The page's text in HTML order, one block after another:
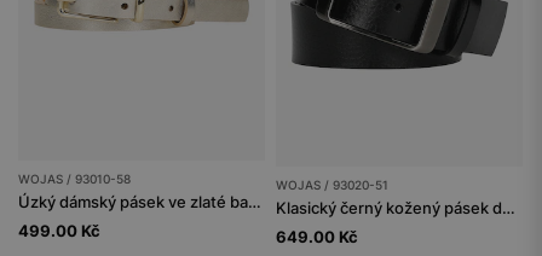
WOJAS / 93010-58
Úzký dámský pásek ve zlaté barvě
499.00 Kč
WOJAS / 93020-51
Klasický černý kožený pásek dámský z lícové kůže
649.00 Kč